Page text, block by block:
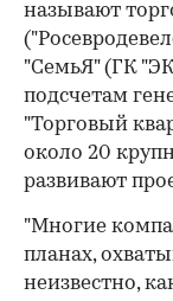
называют
"СемьЯ" (ГК
подсчетам
"Торговый
около 20
развивают
"Многие
планах,
неизвестно,